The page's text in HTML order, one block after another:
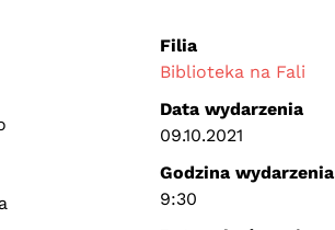
Filia
Biblioteka na Fali
Data wydarzenia
09.10.2021
Godzina wydarzenia
9:30